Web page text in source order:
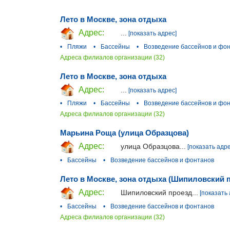
Лето в Москве, зона отдыха
Адрес:
[показать адрес]
•
Пляжи • Бассейны •
Возведение бассейнов и
Адреса филиалов организации (32)
Лето в Москве, зона отдыха
Адрес:
[показать адрес]
•
Пляжи • Бассейны •
Возведение бассейнов и
Адреса филиалов организации (32)
Марьина Роща (улица Образцова)
Адрес:
улица Образцова... [показать
•
Бассейны • Возведение бассейнов и фонтанов
Лето в Москве, зона отдыха (Шипиловский
Адрес:
Шипиловский проезд...
[показать
•
Бассейны •
Возведение бассейнов и фонтанов
Адреса филиалов организации (32)